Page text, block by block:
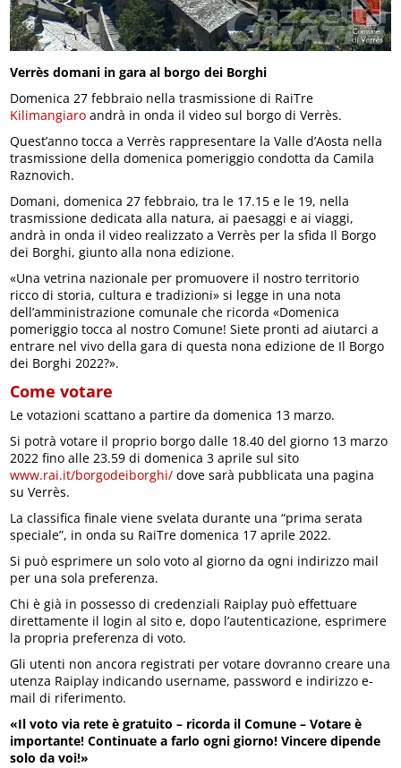
Verrès domani in gara al borgo dei Borghi
Domenica 27 febbraio nella trasmissione di RaiTre
Kilimangiaro andrà in onda il video sul borgo di Verrès.
Quest’anno tocca a Verrès rappresentare la Valle d’Aosta nella
trasmissione della domenica pomeriggio condotta da Camila
Raznovich.
Domani, domenica 27 febbraio, tra le 17.15 e le 19, nella
trasmissione dedicata alla natura, ai paesaggi e ai viaggi,
andrà in onda il video realizzato a Verrès per la sfida Il Borgo
dei Borghi, giunto alla nona edizione.
«Una vetrina nazionale per promuovere il nostro territorio
ricco di storia, cultura e tradizioni» si legge in una nota
dell’amministrazione comunale che ricorda «Domenica
pomeriggio tocca al nostro Comune! Siete pronti ad aiutarci a
entrare nel vivo della gara di questa nona edizione de Il Borgo
dei Borghi 2022?».
Come votare
Le votazioni scattano a partire da domenica 13 marzo.
Si potrà votare il proprio borgo dalle 18.40 del giorno 13 marzo
2022 fino alle 23.59 di domenica 3 aprile sul sito
www.rai.it/borgodeiborghi/ dove sarà pubblicata una pagina
su Verrès.
La classifica finale viene svelata durante una “prima serata
speciale”, in onda su RaiTre domenica 17 aprile 2022.
Si può esprimere un solo voto al giorno da ogni indirizzo mail
per una sola preferenza.
Chi è già in possesso di credenziali Raiplay può effettuare
direttamente il login al sito e, dopo l’autenticazione, esprimere
la propria preferenza di voto.
Gli utenti non ancora registrati per votare dovranno creare una
utenza Raiplay indicando username, password e indirizzo e-
mail di riferimento.
«Il voto via rete è gratuito – ricorda il Comune – Votare è
importante! Continuate a farlo ogni giorno! Vincere dipende
solo da voi!»